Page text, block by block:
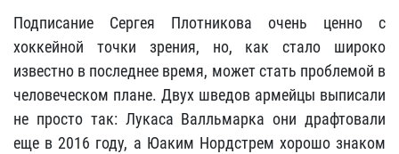
Подписание Сергея Плотникова очень ценно с
хоккейной точки зрения, но, как стало широко
известно в последнее время, может стать проблемой в
человеческом плане. Двух шведов армейцы выписали
не просто так: Лукаса Валльмарка они драфтовали
еще в 2016 году, а Юаким Нордстрем хорошо знаком